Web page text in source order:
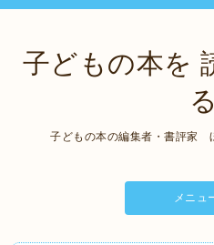
子どもの本を
る
子どもの本の編集者・書評家
メニュ